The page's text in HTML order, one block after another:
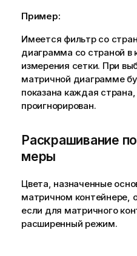
Пример:
Имеется фильтр со
диаграмма со страной в
измерения сетки. При
матричной диаграмме
показана каждая
проигнорирован.
Раскрашивание
меры
Цвета, назначенные
матричном контейнере,
если для матричного
расширенный режим.